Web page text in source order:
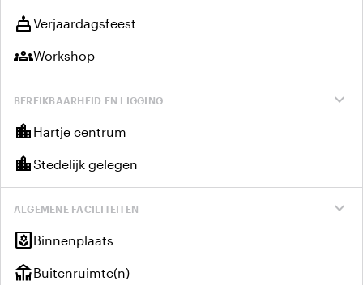
cakeVerjaardagsfeest
groupsWorkshop
expand_more
BEREIKBAARHEID EN LIGGING
location_city Hartje centrum
location_cityStedelijk gelegen
expand_more
ALGEMENE FACILITEITEN
yardBinnenplaats
deckBuitenruimte(n)